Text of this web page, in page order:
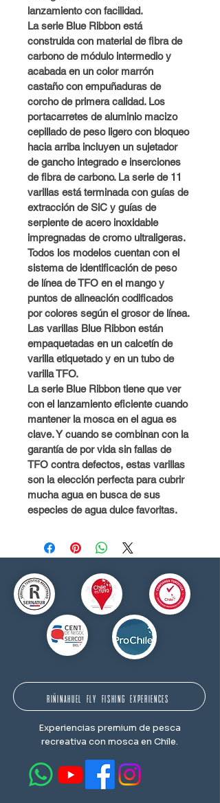
lanzamiento con facilidad.
La serie Blue Ribbon está
construida con material de fibra de
carbono de módulo intermedio y
acabada en un color marrón
castaño con empuñaduras de
corcho de primera calidad. Los
portacarretes de aluminio macizo
cepillado de peso ligero con bloqueo
hacia arriba incluyen un sujetador
de gancho integrado e inserciones
de fibra de carbono. La serie de 11
varillas está terminada con guías de
extracción de SiC y guías de
serpiente de acero inoxidable
impregnadas de cromo ultraligeras.
Todos los modelos cuentan con el
sistema de identificación de peso
de línea de TFO en el mango y
puntos de alineación codificados
por colores según el grosor de línea.
Las varillas Blue Ribbon están
empaquetadas en un calcetín de
varilla etiquetado y en un tubo de
varilla TFO.
La serie Blue Ribbon tiene que ver
con el lanzamiento eficiente cuando
mantener la mosca en el agua es
clave. Y cuando se combinan con la
garantía de por vida sin fallas de
TFO contra defectos, estas varillas
son la elección perfecta para cubrir
mucha agua en busca de sus
especies de agua dulce favoritas.
RIÑINAHUEL FLY FISHING EXPERIENCES
Experiencias premium de pesca
recreativa con mosca en Chile.